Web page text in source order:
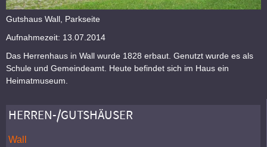
Gutshaus Wall, Parkseite
Aufnahmezeit: 13.07.2014
Das Herrenhaus in Wall wurde 1828 erbaut. Genutzt wurde es als
Schule und Gemeindeamt. Heute befindet sich im Haus ein
Heimatmuseum.
HERREN-/GUTSHÄUSER
Wall